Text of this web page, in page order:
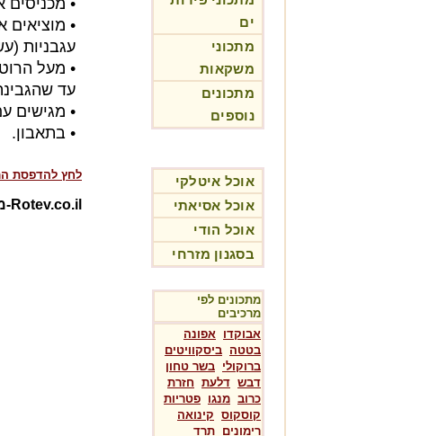
ים
מתכוני
משקאות
מתכונים
נוספים
אוכל איטלקי
אוכל אסיאתי
אוכל הודי
בסגנון מזרחי
מתכונים לפי
מרכיבים
אבוקדו אפונה
בטטה ביסקוויטים
ברוקולי בשר טחון
דבש דלעת חזרת
כרוב מנגו פטריות
קוסקוס קינואה
רימונים תרד
• מכניסים את
•
עגבניות
עד
• מגישים
• בתאבון.
לחץ להדפסת
Rotev.co.il-מתכונים בוידאו